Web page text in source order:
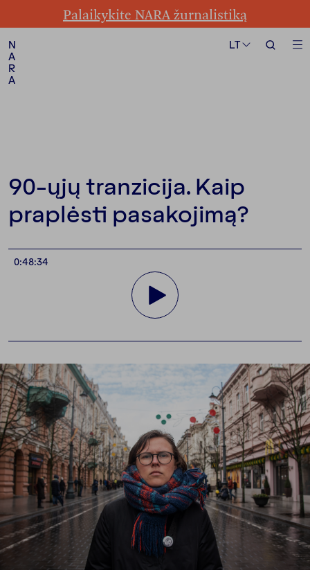
Palaikykite NARA žurnalistiką
N
A
R
A
LT
N
A
R
A
LT
90-ųjų tranzicija. Kaip
praplėsti pasakojimą?
0:48:34